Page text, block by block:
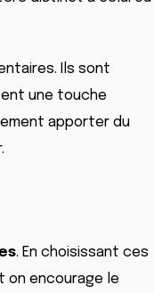
Ils sont
une touche
apporter du
. En choisissant ces
on encourage le